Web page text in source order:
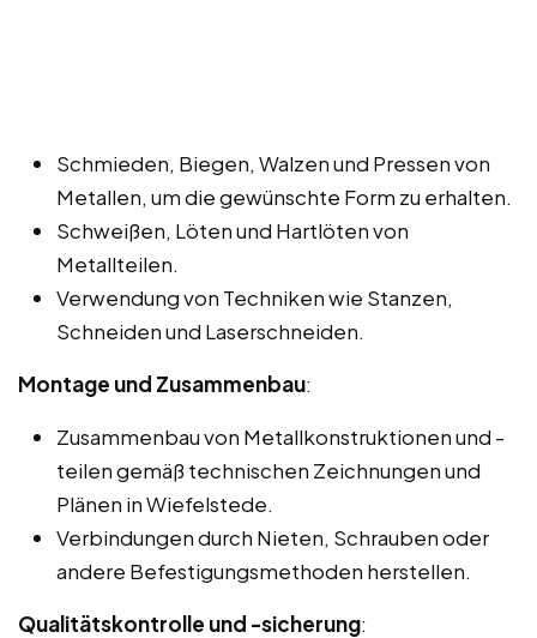
Schmieden, Biegen, Walzen und Pressen von
Metallen, um die gewünschte Form zu erhalten.
Schweißen, Löten und Hartlöten von
Metallteilen.
Verwendung von Techniken wie Stanzen,
Schneiden und Laserschneiden.
Montage und Zusammenbau:
Zusammenbau von Metallkonstruktionen und -
teilen gemäß technischen Zeichnungen und
Plänen in Wiefelstede.
Verbindungen durch Nieten, Schrauben oder
andere Befestigungsmethoden herstellen.
Qualitätskontrolle und -sicherung: